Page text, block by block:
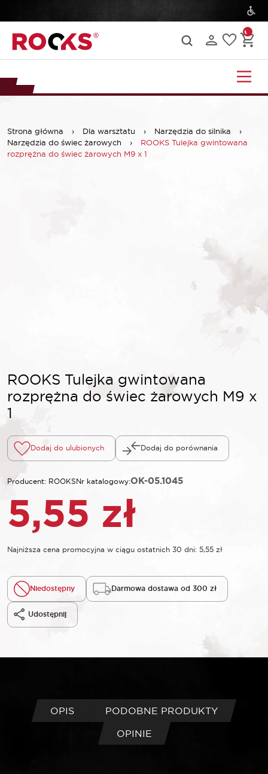
Strona główna › Dla warsztatu › Narzędzia do silnika
›
Narzędzia do świec żarowych
›
ROOKS Tulejka gwintowana
rozprężna do świec żarowych M9 x 1
ROOKS Tulejka gwintowana
rozprężna do świec żarowych M9 x
1
Dodaj do ulubionych Dodaj do porównania
Producent: ROOKSNr katalogowy:OK-05.1045
5,55 zł
Najniższa cena promocyjna w ciągu ostatnich 30 dni: 5,55 zł
Niedostępny Darmowa dostawa od 300 zł
Udostępnij
OPIS
PODOBNE PRODUKTY
OPINIE